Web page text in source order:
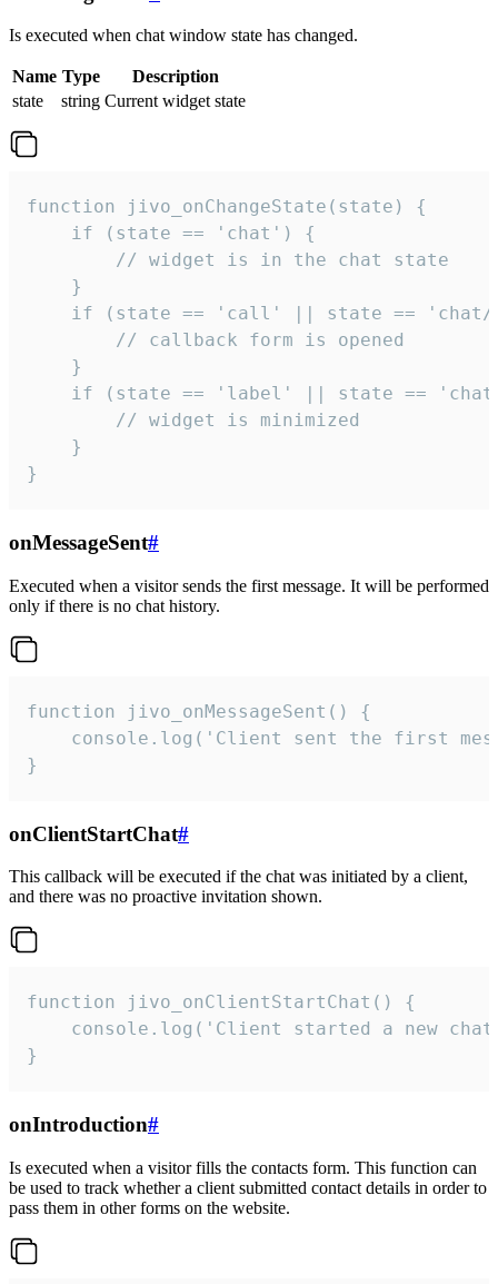
Is executed when chat window state has changed.
Name Type
Description
state
string Current widget state
function jivo_onChangeState(state) {
    if (state == 'chat') {
        // widget is in the chat state
    }
if (state == 'call' || state ==
        // callback form is opened
    }
if (state == 'label' || state ==
        // widget is minimized
    }
}
onMessageSent#
Executed when a visitor sends the first message. It will be performed
only if there is no chat history.
function jivo_onMessageSent() {
console.log('Client sent the first
}
onClientStartChat#
This callback will be executed if the chat was initiated by a client,
and there was no proactive invitation shown.
function jivo_onClientStartChat() {
console.log('Client started a new
}
onIntroduction#
Is executed when a visitor fills the contacts form. This function can
be used to track whether a client submitted contact details in order to
pass them in other forms on the website.